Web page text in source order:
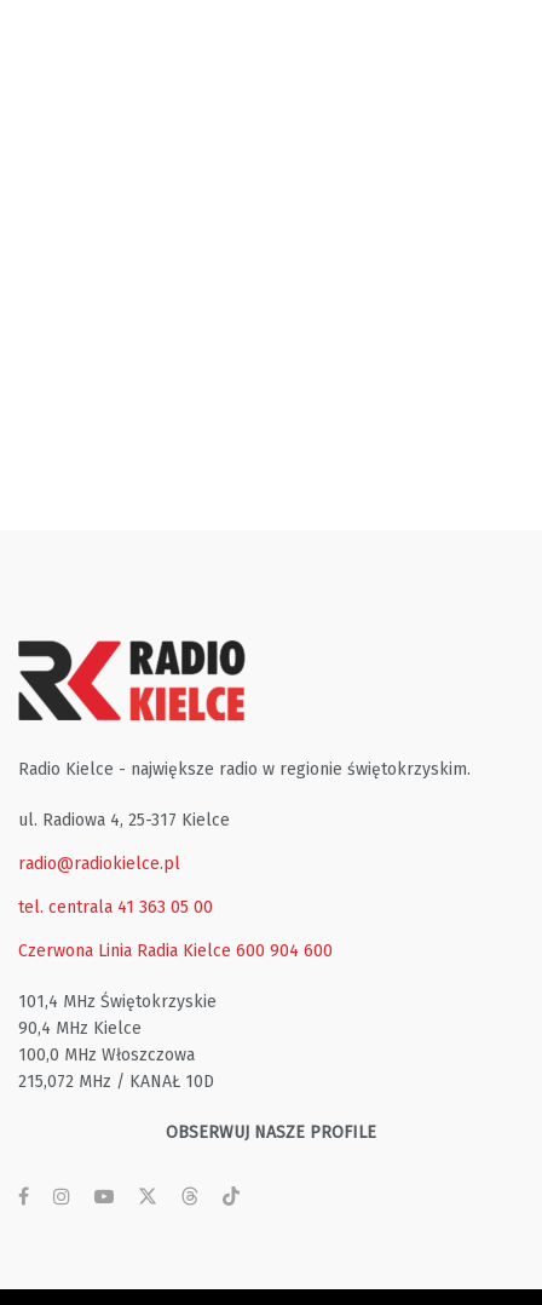
Radio Kielce - największe radio w regionie świętokrzyskim.
ul. Radiowa 4, 25-317 Kielce
radio@radiokielce.pl
tel. centrala 41 363 05 00
Czerwona Linia Radia Kielce 600 904 600
101,4 MHz Świętokrzyskie
90,4 MHz Kielce
100,0 MHz Włoszczowa
215,072 MHz / KANAŁ 10D
OBSERWUJ NASZE PROFILE